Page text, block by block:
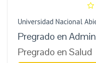
Universidad Nacional
Pregrado en
Pregrado en Salud